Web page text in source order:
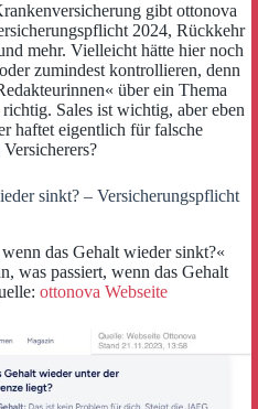
gibt ottonova
2024, Rückkehr
mehr. Vielleicht hätte hier noch
zumindest kontrollieren, denn
über ein Thema
Sales ist wichtig, aber eben
haftet eigentlich für falsche
sinkt? – Versicherungspflicht
das Gehalt wieder sinkt?«
was passiert, wenn das Gehalt
ottonova Webseite